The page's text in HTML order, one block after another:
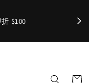
$100 ✨